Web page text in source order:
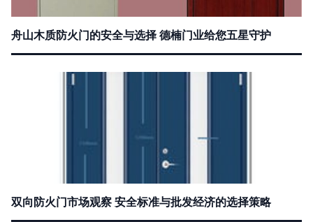
舟山木质防火门的安全与选择 德楠门业给您五星守护
双向防火门市场观察 安全标准与批发经济的选择策略